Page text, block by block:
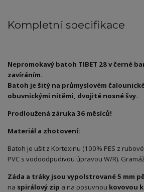
Kompletní specifikace
Nepromokavý batoh TIBET 28 v černé
zavíráním.
Batoh je šitý na průmyslovém
obuvnickými nitěmi, dvojité nosné švy.
Prodloužená záruka 36 měsíců!
Materiál a zhotovení:
Batoh je ušit z Kortexinu (100% PES z
PVC s vodoodpudivou úpravou W/R).
Záda a tráky jsou vypolstrované 5 mm
na spirálový zip a na posuvnou kovovou